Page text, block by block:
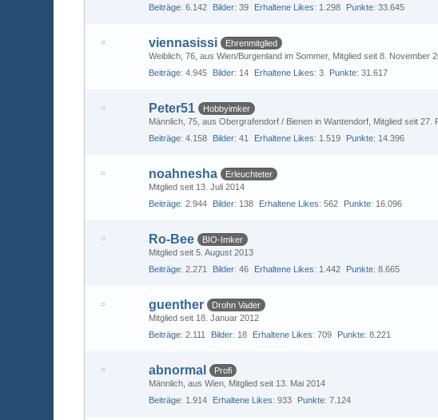
Beiträge 6.142 Bilder 39 Erhaltene Likes 1.298 Punkte 33.645
viennasissi
Ehrenmitglied
Weiblich 76 aus Wien/Burgenland im Sommer Mitglied seit 8. November
Beiträge 4.945 Bilder 14 Erhaltene Likes 3 Punkte 31.617
Peter51
Hobbyimker
Männlich 75 aus Obergrafendorf / Bienen in Wantendorf Mitglied seit 27.
Beiträge 4.158 Bilder 41 Erhaltene Likes 1.519 Punkte 14.396
noahnesha
Erleuchteter
Mitglied seit 13. Juli 2014
Beiträge 2.944 Bilder 138 Erhaltene Likes 562 Punkte 16.096
Ro-Bee
BIO-Imker
Mitglied seit 5. August 2013
Beiträge 2.271 Bilder 46 Erhaltene Likes 1.442 Punkte 8.665
guenther
Drohn Vader
Mitglied seit 18. Januar 2012
Beiträge 2.111 Bilder 18 Erhaltene Likes 709 Punkte 8.221
abnormal
Profi
Männlich aus Wien Mitglied seit 13. Mai 2014
Beiträge 1.914 Erhaltene Likes 933 Punkte 7.124